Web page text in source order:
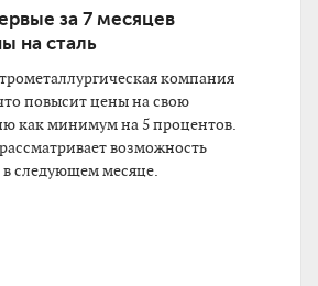
за 7 месяцев
на сталь
компания
повысит цены на свою
как минимум на 5 процентов.
возможность
следующем месяце.